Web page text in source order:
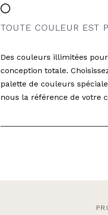
TOUTE COULEUR EST
Des couleurs illimitées
conception totale.
palette de couleurs
nous la référence de votre